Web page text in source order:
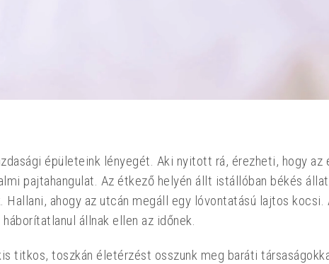
épületeink lényegét. Aki nyitott rá, érezheti, hogy
pajtahangulat. Az étkező helyén állt istállóban békés
ahogy az utcán megáll egy lóvontatású lajtos
állnak ellen az időnek.
titkos, toszkán életérzést osszunk meg baráti